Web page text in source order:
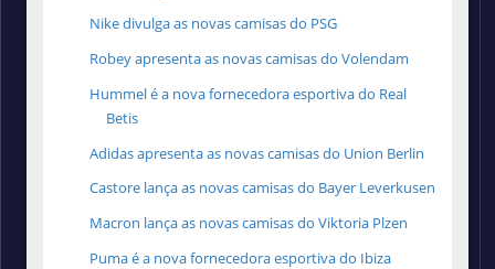
Nike divulga as novas camisas do PSG
Robey apresenta as novas camisas do Volendam
Hummel é a nova fornecedora esportiva do Real
Betis
Adidas apresenta as novas camisas do Union Berlin
Castore lança as novas camisas do Bayer Leverkusen
Macron lança as novas camisas do Viktoria Plzen
Puma é a nova fornecedora esportiva do Ibiza